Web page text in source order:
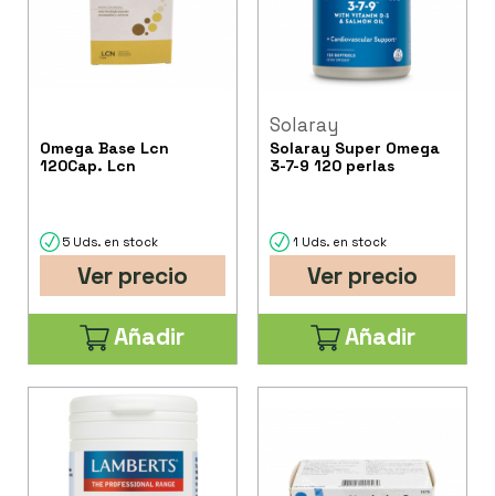
Omega Base Lcn
120Cap. Lcn
5 Uds. en stock
Ver precio
Añadir
Solaray
Solaray Super Omega
3-7-9 120 perlas
1 Uds. en stock
Ver precio
Añadir